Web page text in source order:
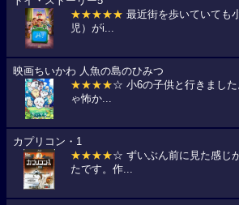
★★★★★ 最近街を歩いていても
児）がi...
映画ちいかわ 人魚の島のひみつ
★★★★☆ 小6の子供と行きまし
ゃ怖か...
カプリコン・1
★★★★☆ ずいぶん前に見た感じ
たです。作...